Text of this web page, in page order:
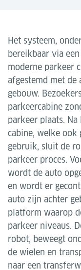
Het systeem,
bereikbaar via
moderne parkeer
afgestemd met de
gebouw.
parkeercabine
parkeer plaats.
cabine, welke
gebruik, sluit de
parkeer proces.
wordt de auto
en wordt er
auto zijn achter
platform waarop
parkeer niveaus.
robot, beweegt
de wielen en
naar een